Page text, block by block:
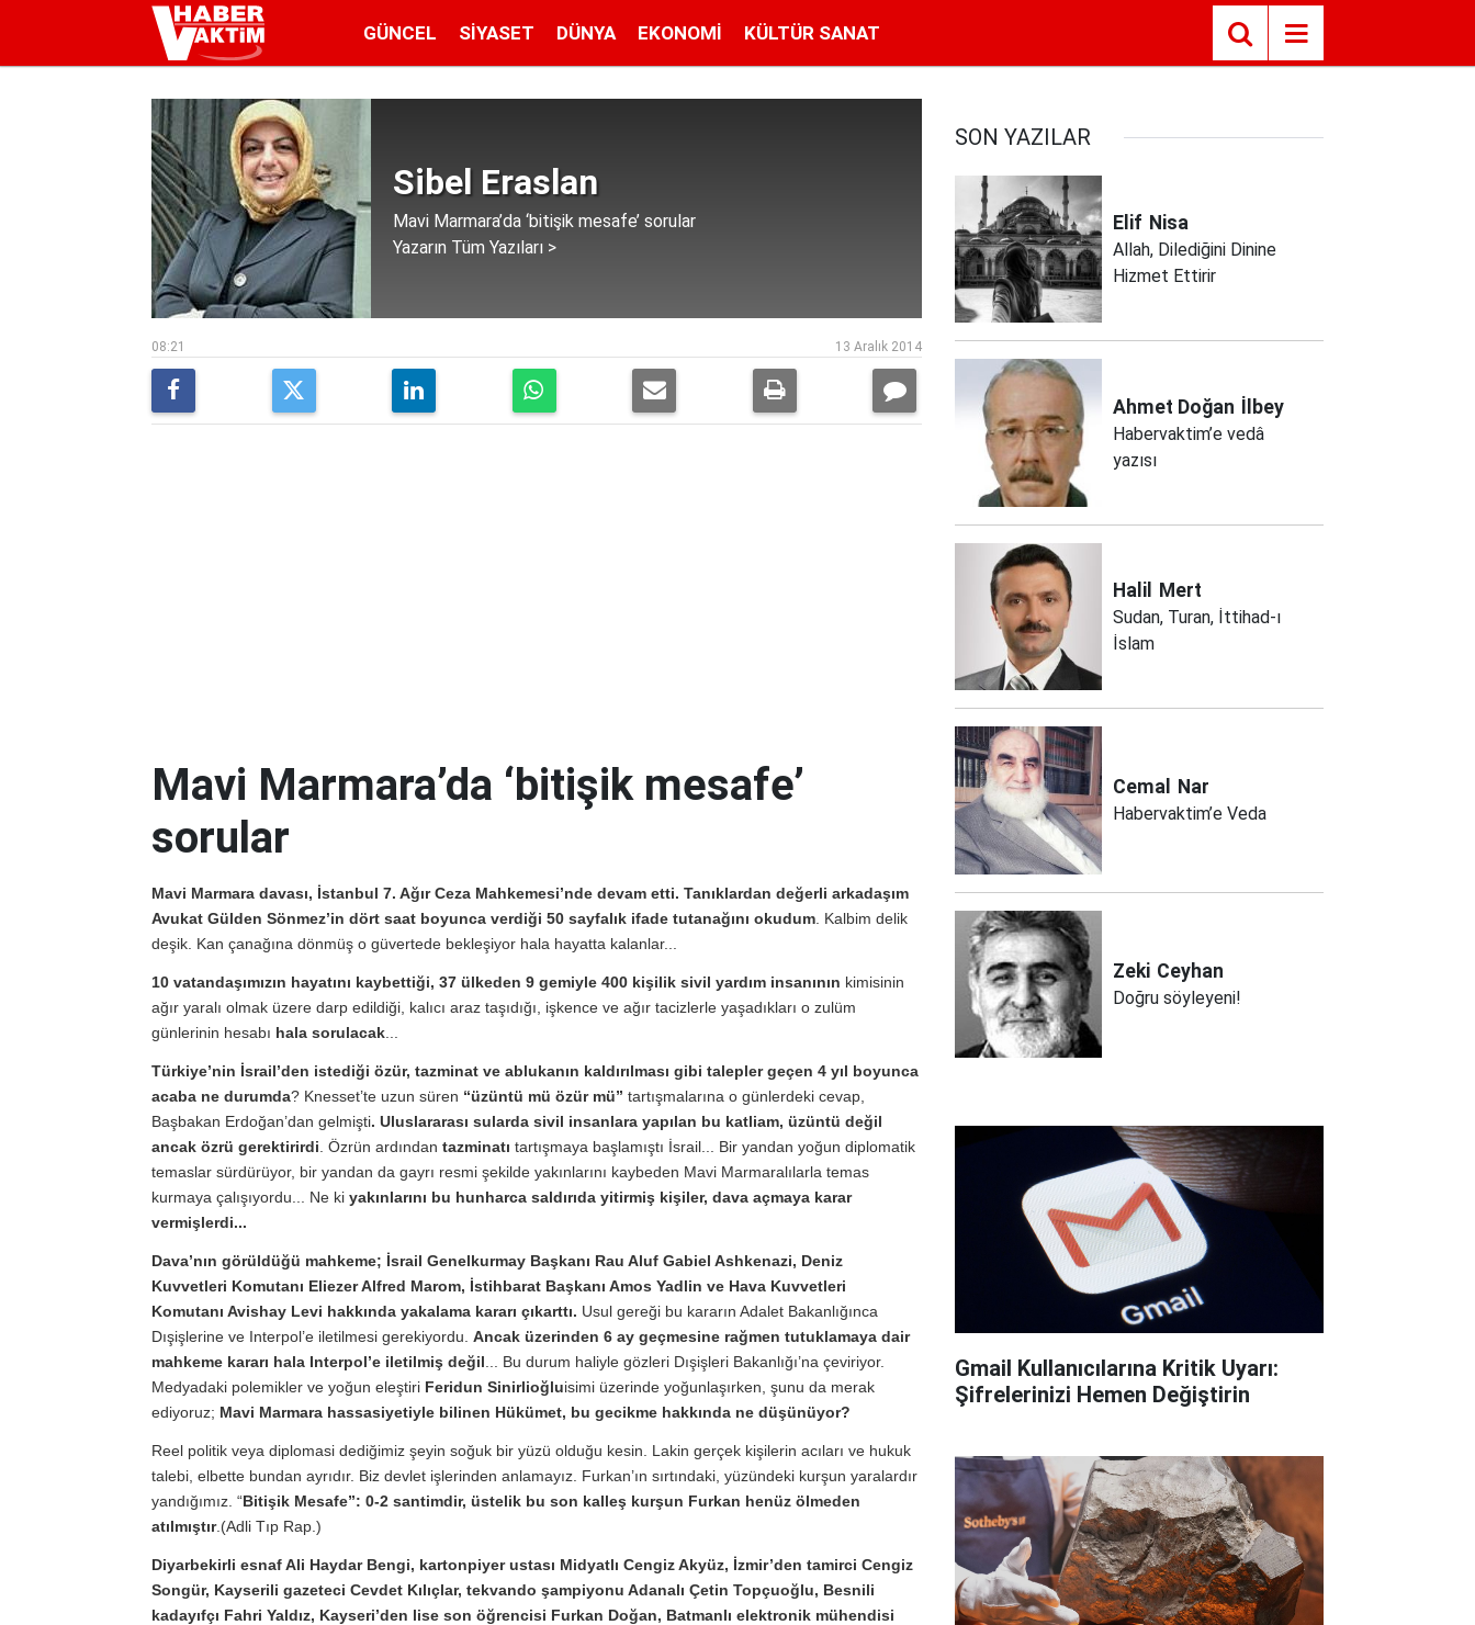
GÜNCEL SIYASET DÜNYA EKONOMI KÜLTÜR SANAT
Sibel Eraslan
Mavi Marmara’da ‘bitişik mesafe’ sorular
Yazarın Tüm Yazıları >
08:21 13 Aralık 2014
Mavi Marmara’da ‘bitişik mesafe’
sorular
Mavi Marmara davası, İstanbul 7. Ağır Ceza Mahkemesi’nde devam etti. Tanıklardan değerli arkadaşım
Avukat Gülden Sönmez’in dört saat boyunca verdiği 50 sayfalık ifade tutanağını okudum . Kalbim delik
deşik. Kan çanağına dönmüş o güvertede bekleşiyor hala hayatta kalanlar...
10 vatandaşımızın hayatını kaybettiği, 37 ülkeden 9 gemiyle 400 kişilik sivil yardım insanının kimisinin
ağır yaralı olmak üzere darp edildiği, kalıcı araz taşıdığı, işkence ve ağır tacizlerle yaşadıkları o zulüm
günlerinin hesabı hala sorulacak
Türkiye’nin İsrail’den istediği özür, tazminat ve ablukanın kaldırılması gibi talepler geçen 4 yıl boyunca
acaba ne durumda? Knesset’te uzun süren “üzüntü mü özür mü” tartışmalarına o günlerdeki cevap,
Başbakan Erdoğan’dan gelmişti. Uluslararası sularda sivil insanlara yapılan bu katliam, üzüntü değil
ancak özrü gerektirirdi . Özrün ardından tazminatı tartışmaya başlamıştı İsrail... Bir yandan yoğun diplomatik
temaslar sürdürüyor, bir yandan da gayrı resmi şekilde yakınlarını kaybeden Mavi Marmaralılarla temas
kurmaya çalışıyordu... Ne ki yakınlarını bu hunharca saldırıda yitirmiş kişiler, dava açmaya karar
vermişlerdi...
Dava’nın görüldüğü mahkeme; İsrail Genelkurmay Başkanı Rau Aluf Gabiel Ashkenazi, Deniz
Kuvvetleri Komutanı Eliezer Alfred Marom, İstihbarat Başkanı Amos Yadlin ve Hava Kuvvetleri
Komutanı Avishay Levi hakkında yakalama kararı çıkarttı. Usul gereği bu kararın Adalet Bakanlığınca
Dışişlerine ve Interpol’e iletilmesi gerekiyordu. Ancak üzerinden 6 ay geçmesine rağmen tutuklamaya dair
mahkeme kararı hala Interpol’e iletilmiş değil ... Bu durum haliyle gözleri Dışişleri Bakanlığı’na çeviriyor.
Medyadaki polemikler ve yoğun eleştiri Feridun Sinirlioğluisimi üzerinde yoğunlaşırken, şunu da merak
ediyoruz; Mavi Marmara hassasiyetiyle bilinen Hükümet, bu gecikme hakkında ne düşünüyor?
Reel politik veya diplomasi dediğimiz şeyin soğuk bir yüzü olduğu kesin. Lakin gerçek kişilerin acıları ve hukuk
talebi, elbette bundan ayrıdır. Biz devlet işlerinden anlamayız. Furkan’ın sırtındaki, yüzündeki kurşun yaralardır
yandığımız. “Bitişik Mesafe”: 0-2 santimdir, üstelik bu son kalleş kurşun Furkan henüz ölmeden
atılmıştır.(Adli Tıp Rap.)
Diyarbekirli esnaf Ali Haydar Bengi, kartonpiyer ustası Midyatlı Cengiz Akyüz, İzmir’den tamirci Cengiz
Songür, Kayserili gazeteci Cevdet Kılıçlar, tekvando şampiyonu Adanalı Çetin Topçuoğlu, Besnili
kadayıfçı Fahri Yaldız, Kayseri’den lise son öğrencisi Furkan Doğan, Batmanlı elektronik mühendisi
SON YAZILAR
Elif Nisa
Allah, Dilediğini Dinine
Hizmet Ettirir
Ahmet Doğan İlbey
Habervaktim’e vedâ
yazısı
Halil Mert
Sudan, Turan, İttihad-ı
İslam
Cemal Nar
Habervaktim’e Veda
Zeki Ceyhan
Doğru söyleyeni!
Gmail Kullanıcılarına Kritik Uyarı:
Şifrelerinizi Hemen Değiştirin